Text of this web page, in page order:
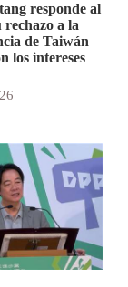
responde al
a la
de Taiwán
los intereses